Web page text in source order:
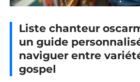
Liste chanteur
un guide
naviguer entre
gospel